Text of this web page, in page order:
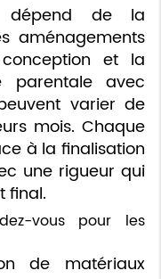
dépend de la
aménagements
et la
parentale avec
varier de
mois. Chaque
à la finalisation
une rigueur qui
final.
vous pour les
de matériaux